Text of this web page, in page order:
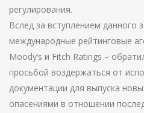
регулирования.
Вслед за вступлением данного
международные рейтинговые
Moody’s и Fitch Ratings –
просьбой воздержаться от
документации для выпуска
опасениями в отношении